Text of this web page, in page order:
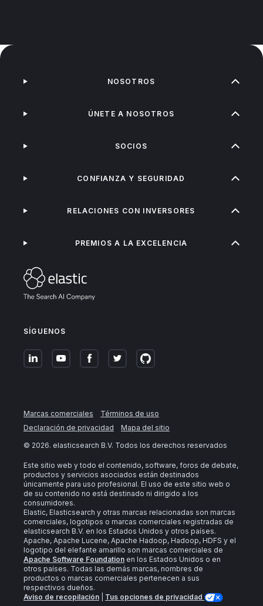
SÍGUENOS
NOSOTROS
ÚNETE A NOSOTROS
SOCIOS
CONFIANZA Y SEGURIDAD
RELACIONES CON INVERSORES
PREMIOS A LA EXCELENCIA
Marcas comerciales
Términos de uso
Declaración de privacidad
Mapa del sitio
© 2026. elasticsearch B.V. Todos los derechos reservados
Este sitio web y todo el contenido, software, foros de debate,
productos y servicios asociados están destinados
únicamente para uso profesional. El uso de este sitio web o
de su contenido no está destinado ni dirigido a los
consumidores.
Elastic, Elasticsearch y otras marcas relacionadas son marcas
comerciales, logotipos o marcas comerciales registradas de
elasticsearch B.V. en los Estados Unidos y otros países.
Apache, Apache Lucene, Apache Hadoop, Hadoop, HDFS y el
logotipo del elefante amarillo son marcas comerciales de
Apache Software Foundation en los Estados Unidos o en
otros países. Todas las demás marcas, nombres de
productos o marcas comerciales pertenecen a sus
respectivos dueños.
Aviso de recopilación
Tus opciones de privacidad